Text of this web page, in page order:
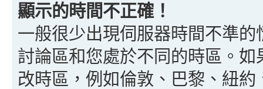
顯示的時間不正確！
一般很少出現伺服器時間不準
討論區和您處於不同的時區。
改時區，例如倫敦、巴黎、紐